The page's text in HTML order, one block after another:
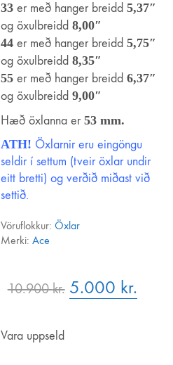
33er með hanger breidd 5,37″
og öxulbreidd 8,00″
44er með hanger breidd 5,75″
og öxulbreidd 8,35″
55er með hanger breidd 6,37″
og öxulbreidd 9,00″
Hæð öxlanna er 53 mm.
ATH! Öxlarnir eru eingöngu
seldir í settum (tveir öxlar undir
eitt bretti) og verðið miðast við
settið.
Vöruflokkur: Öxlar
Merki: Ace
10.900kr. Original
5.000 kr.
Vara uppseld